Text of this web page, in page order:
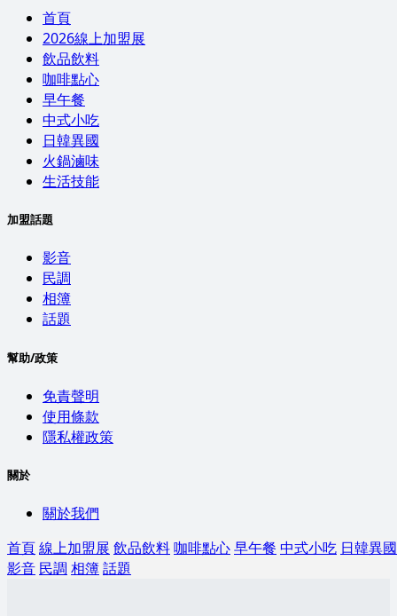
首頁
2026線上加盟展
飲品飲料
咖啡點心
早午餐
中式小吃
日韓異國
火鍋滷味
生活技能
加盟話題
影音
民調
相簿
話題
幫助/政策
免責聲明
使用條款
隱私權政策
關於
關於我們
首頁線上加盟展 飲品飲料咖啡點心早午餐 中式小吃 日韓異國
影音 民調 相簿話題